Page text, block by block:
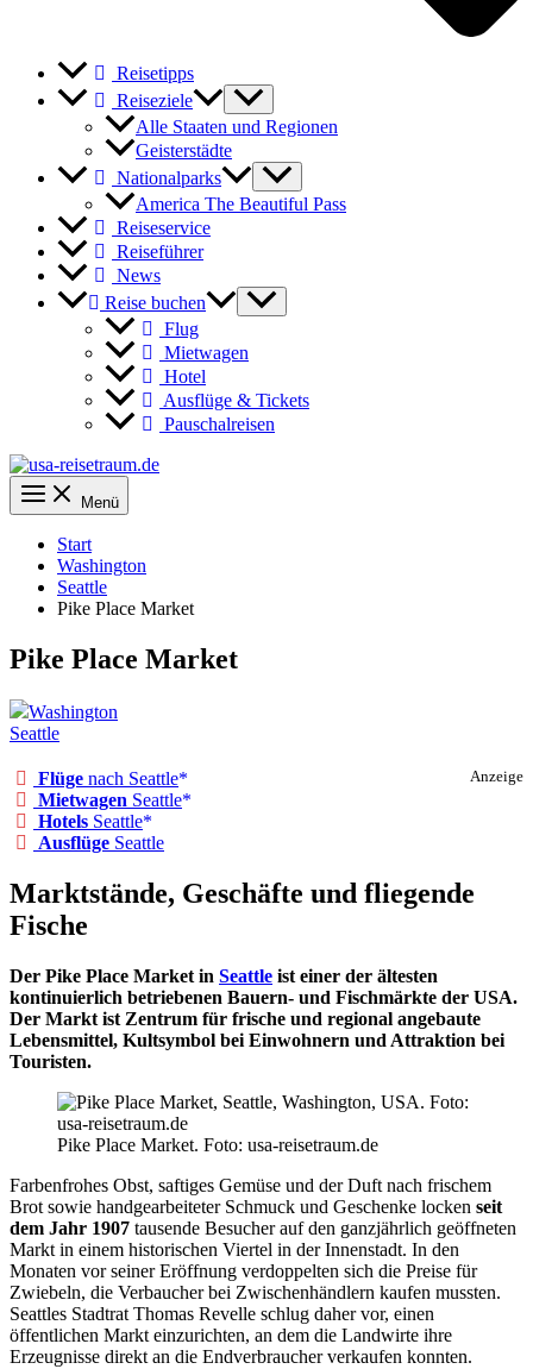
Reisetipps
Reiseziele
Alle Staaten und Regionen
Geisterstädte
Nationalparks
America The Beautiful Pass
Reiseservice
Reiseführer
News
Reise buchen
Flug
Mietwagen
Hotel
Ausflüge & Tickets
Pauschalreisen
Menü
Start
Washington
Seattle
Pike Place Market
Pike Place Market
Washington
Seattle
Anzeige
Flüge nach Seattle
Mietwagen Seattle
Hotels Seattle
Ausflüge Seattle
Marktstände, Geschäfte und fliegende
Fische
Der Pike Place Market in Seattle ist einer der ältesten
kontinuierlich betriebenen Bauern- und Fischmärkte der USA.
Der Markt ist Zentrum für frische und regional angebaute
Lebensmittel, Kultsymbol bei Einwohnern und Attraktion bei
Touristen.
Pike Place Market. Foto: usa-reisetraum.de
Farbenfrohes Obst, saftiges Gemüse und der Duft nach frischem
Brot sowie handgearbeiteter Schmuck und Geschenke locken seit
dem Jahr 1907 tausende Besucher auf den ganzjährlich geöffneten
Markt in einem historischen Viertel in der Innenstadt. In den
Monaten vor seiner Eröffnung verdoppelten sich die Preise für
Zwiebeln, die Verbaucher bei Zwischenhändlern kaufen mussten.
Seattles Stadtrat Thomas Revelle schlug daher vor, einen
öffentlichen Markt einzurichten, an dem die Landwirte ihre
Erzeugnisse direkt an die Endverbraucher verkaufen konnten.